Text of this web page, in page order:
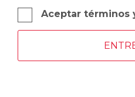
Aceptar términos